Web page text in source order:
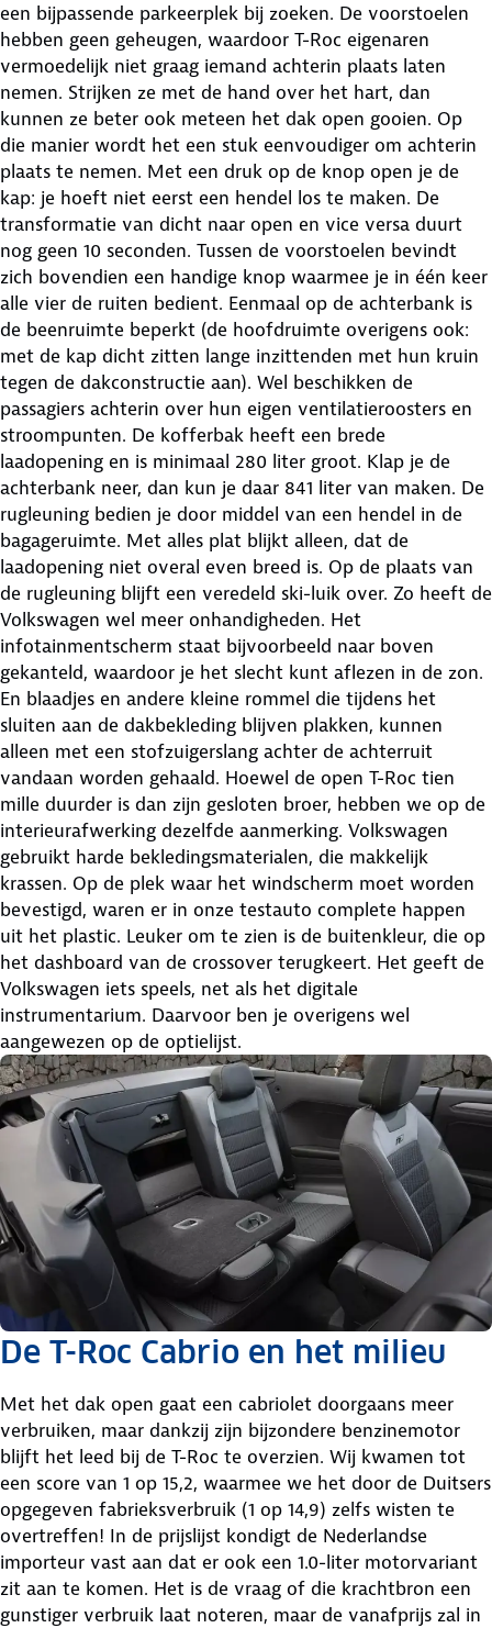
een bijpassende parkeerplek bij zoeken. De voorstoelen
hebben geen geheugen, waardoor T-Roc eigenaren
vermoedelijk niet graag iemand achterin plaats laten
nemen. Strijken ze met de hand over het hart, dan
kunnen ze beter ook meteen het dak open gooien. Op
die manier wordt het een stuk eenvoudiger om achterin
plaats te nemen. Met een druk op de knop open je de
kap: je hoeft niet eerst een hendel los te maken. De
transformatie van dicht naar open en vice versa duurt
nog geen 10 seconden. Tussen de voorstoelen bevindt
zich bovendien een handige knop waarmee je in één keer
alle vier de ruiten bedient. Eenmaal op de achterbank is
de beenruimte beperkt (de hoofdruimte overigens ook:
met de kap dicht zitten lange inzittenden met hun kruin
tegen de dakconstructie aan). Wel beschikken de
passagiers achterin over hun eigen ventilatieroosters en
stroompunten. De kofferbak heeft een brede
laadopening en is minimaal 280 liter groot. Klap je de
achterbank neer, dan kun je daar 841 liter van maken. De
rugleuning bedien je door middel van een hendel in de
bagageruimte. Met alles plat blijkt alleen, dat de
laadopening niet overal even breed is. Op de plaats van
de rugleuning blijft een veredeld ski-luik over. Zo heeft de
Volkswagen wel meer onhandigheden. Het
infotainmentscherm staat bijvoorbeeld naar boven
gekanteld, waardoor je het slecht kunt aflezen in de zon.
En blaadjes en andere kleine rommel die tijdens het
sluiten aan de dakbekleding blijven plakken, kunnen
alleen met een stofzuigerslang achter de achterruit
vandaan worden gehaald. Hoewel de open T-Roc tien
mille duurder is dan zijn gesloten broer, hebben we op de
interieurafwerking dezelfde aanmerking. Volkswagen
gebruikt harde bekledingsmaterialen, die makkelijk
krassen. Op de plek waar het windscherm moet worden
bevestigd, waren er in onze testauto complete happen
uit het plastic. Leuker om te zien is de buitenkleur, die op
het dashboard van de crossover terugkeert. Het geeft de
Volkswagen iets speels, net als het digitale
instrumentarium. Daarvoor ben je overigens wel
aangewezen op de optielijst.
De T-Roc Cabrio en het milieu
Met het dak open gaat een cabriolet doorgaans meer
verbruiken, maar dankzij zijn bijzondere benzinemotor
blijft het leed bij de T-Roc te overzien. Wij kwamen tot
een score van 1 op 15,2, waarmee we het door de Duitsers
opgegeven fabrieksverbruik (1 op 14,9) zelfs wisten te
overtreffen! In de prijslijst kondigt de Nederlandse
importeur vast aan dat er ook een 1.0-liter motorvariant
zit aan te komen. Het is de vraag of die krachtbron een
gunstiger verbruik laat noteren, maar de vanafprijs zal in